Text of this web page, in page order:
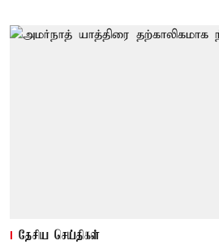
தேசிய செய்திகள்